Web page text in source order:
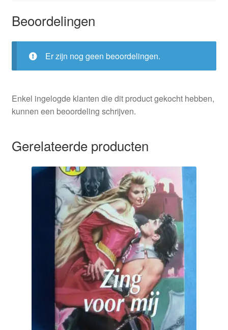
Beoordelingen
Er zijn nog geen beoordelingen.
Enkel ingelogde klanten die dit product gekocht hebben,
kunnen een beoordeling schrijven.
Gerelateerde producten